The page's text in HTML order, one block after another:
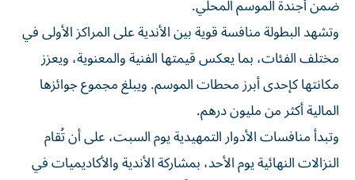
ضمن أجندة الموسم المحلي.
وتشهد البطولة منافسة قوية بين الأندية على المراكز الأولى في
مختلف الفئات، بما يعكس قيمتها الفنية والمعنوية، ويعزز
مكانتها كإحدى أبرز محطات الموسم. ويبلغ مجموع جوائزها
المالية أكثر من مليون درهم.
وتبدأ منافسات الأدوار التمهيدية يوم السبت، على أن تُقام
النزالات النهائية يوم الأحد، بمشاركة الأندية والأكاديميات في